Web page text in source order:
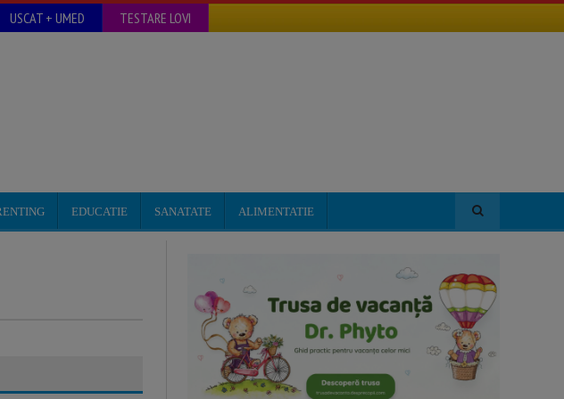
USCAT + UMED TESTARE LOVI
EDUCATIE SANATATE ALIMENTATIE